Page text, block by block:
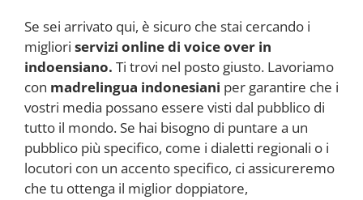
Se sei arrivato qui, è sicuro che stai cercando i
migliori servizi online di voice over in
indoensiano. Ti trovi nel posto giusto. Lavoriamo
con madrelingua indonesiani per garantire che i
vostri media possano essere visti dal pubblico di
tutto il mondo. Se hai bisogno di puntare a un
pubblico più specifico, come i dialetti regionali o i
locutori con un accento specifico, ci assicureremo
che tu ottenga il miglior doppiatore,